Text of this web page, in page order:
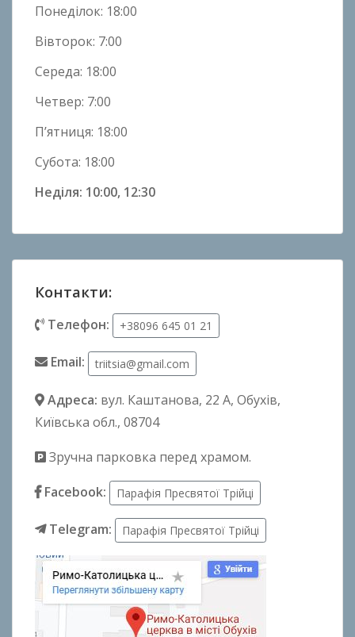
Понеділок: 18:00
Вівторок: 7:00
Середа: 18:00
Четвер: 7:00
П’ятниця: 18:00
Субота: 18:00
Неділя: 10:00, 12:30
Контакти:
Телефон: +38096 645 01 21
Email: triitsia@gmail.com
Адреса: вул. Каштанова, 22 А, Обухів,
Київська обл., 08704
Зручна парковка перед храмом.
Facebook:
Парафія Пресвятої Трійці
Telegram: Парафія Пресвятої Трійці